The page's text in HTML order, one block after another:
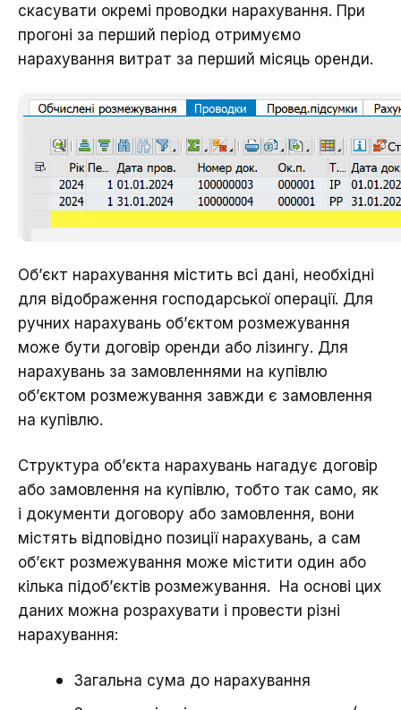
скасувати окремі проводки нарахування. При
прогоні за перший період отримуємо
нарахування витрат за перший місяць оренди.
Об’єкт нарахування містить всі дані, необхідні
для відображення господарської операції. Для
ручних нарахувань об’єктом розмежування
може бути договір оренди або лізингу. Для
нарахувань за замовленнями на купівлю
об’єктом розмежування завжди є замовлення
на купівлю.
Структура об’єкта нарахувань нагадує договір
або замовлення на купівлю, тобто так само, як
і документи договору або замовлення, вони
містять відповідно позиції нарахувань, а сам
об’єкт розмежування може містити один або
кілька підоб’єктів розмежування. На основі цих
даних можна розрахувати і провести різні
нарахування:
Загальна сума до нарахування